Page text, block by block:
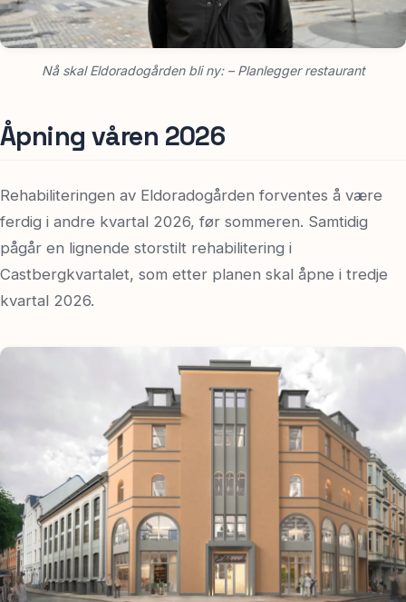
Nå skal Eldoradogården bli ny: – Planlegger restaurant
Åpning våren 2026
Rehabiliteringen av Eldoradogården forventes å være
ferdig i andre kvartal 2026, før sommeren. Samtidig
pågår en lignende storstilt rehabilitering i
Castbergkvartalet, som etter planen skal åpne i tredje
kvartal 2026.